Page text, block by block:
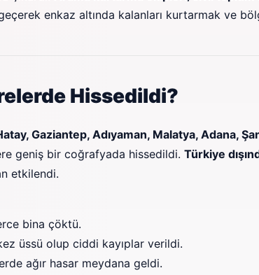
enkaz altında kalanları kurtarmak ve
Hissedildi?
Gaziantep, Adıyaman, Malatya, Adana,
geniş bir coğrafyada hissedildi. Türkiye
etkilendi.
bina çöktü.
üssü olup ciddi kayıplar verildi.
ağır hasar meydana geldi.